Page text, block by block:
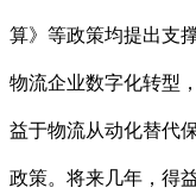
算》等政策均提出支
物流企业数字化转型
益于物流从动化替代
政策。将来几年，得